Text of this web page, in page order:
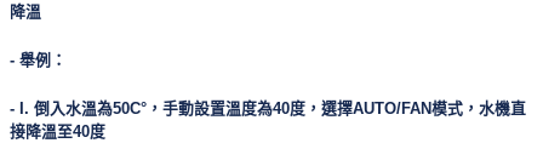
降溫
- 舉例：
- I. 倒入水溫為50C°，手動設置溫度為40度，選擇AUTO/FAN模式，水機直
接降溫至40度